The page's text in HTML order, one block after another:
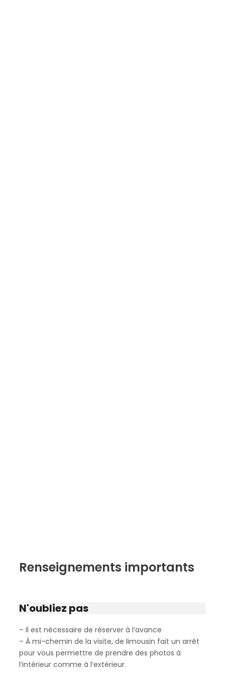
Renseignements importants
N'oubliez pas
– Il est nécessaire de réserver à l’avance
– À mi-chemin de la visite, de limousin fait un arrêt
pour vous permettre de prendre des photos à
l’intérieur comme à l’extérieur.